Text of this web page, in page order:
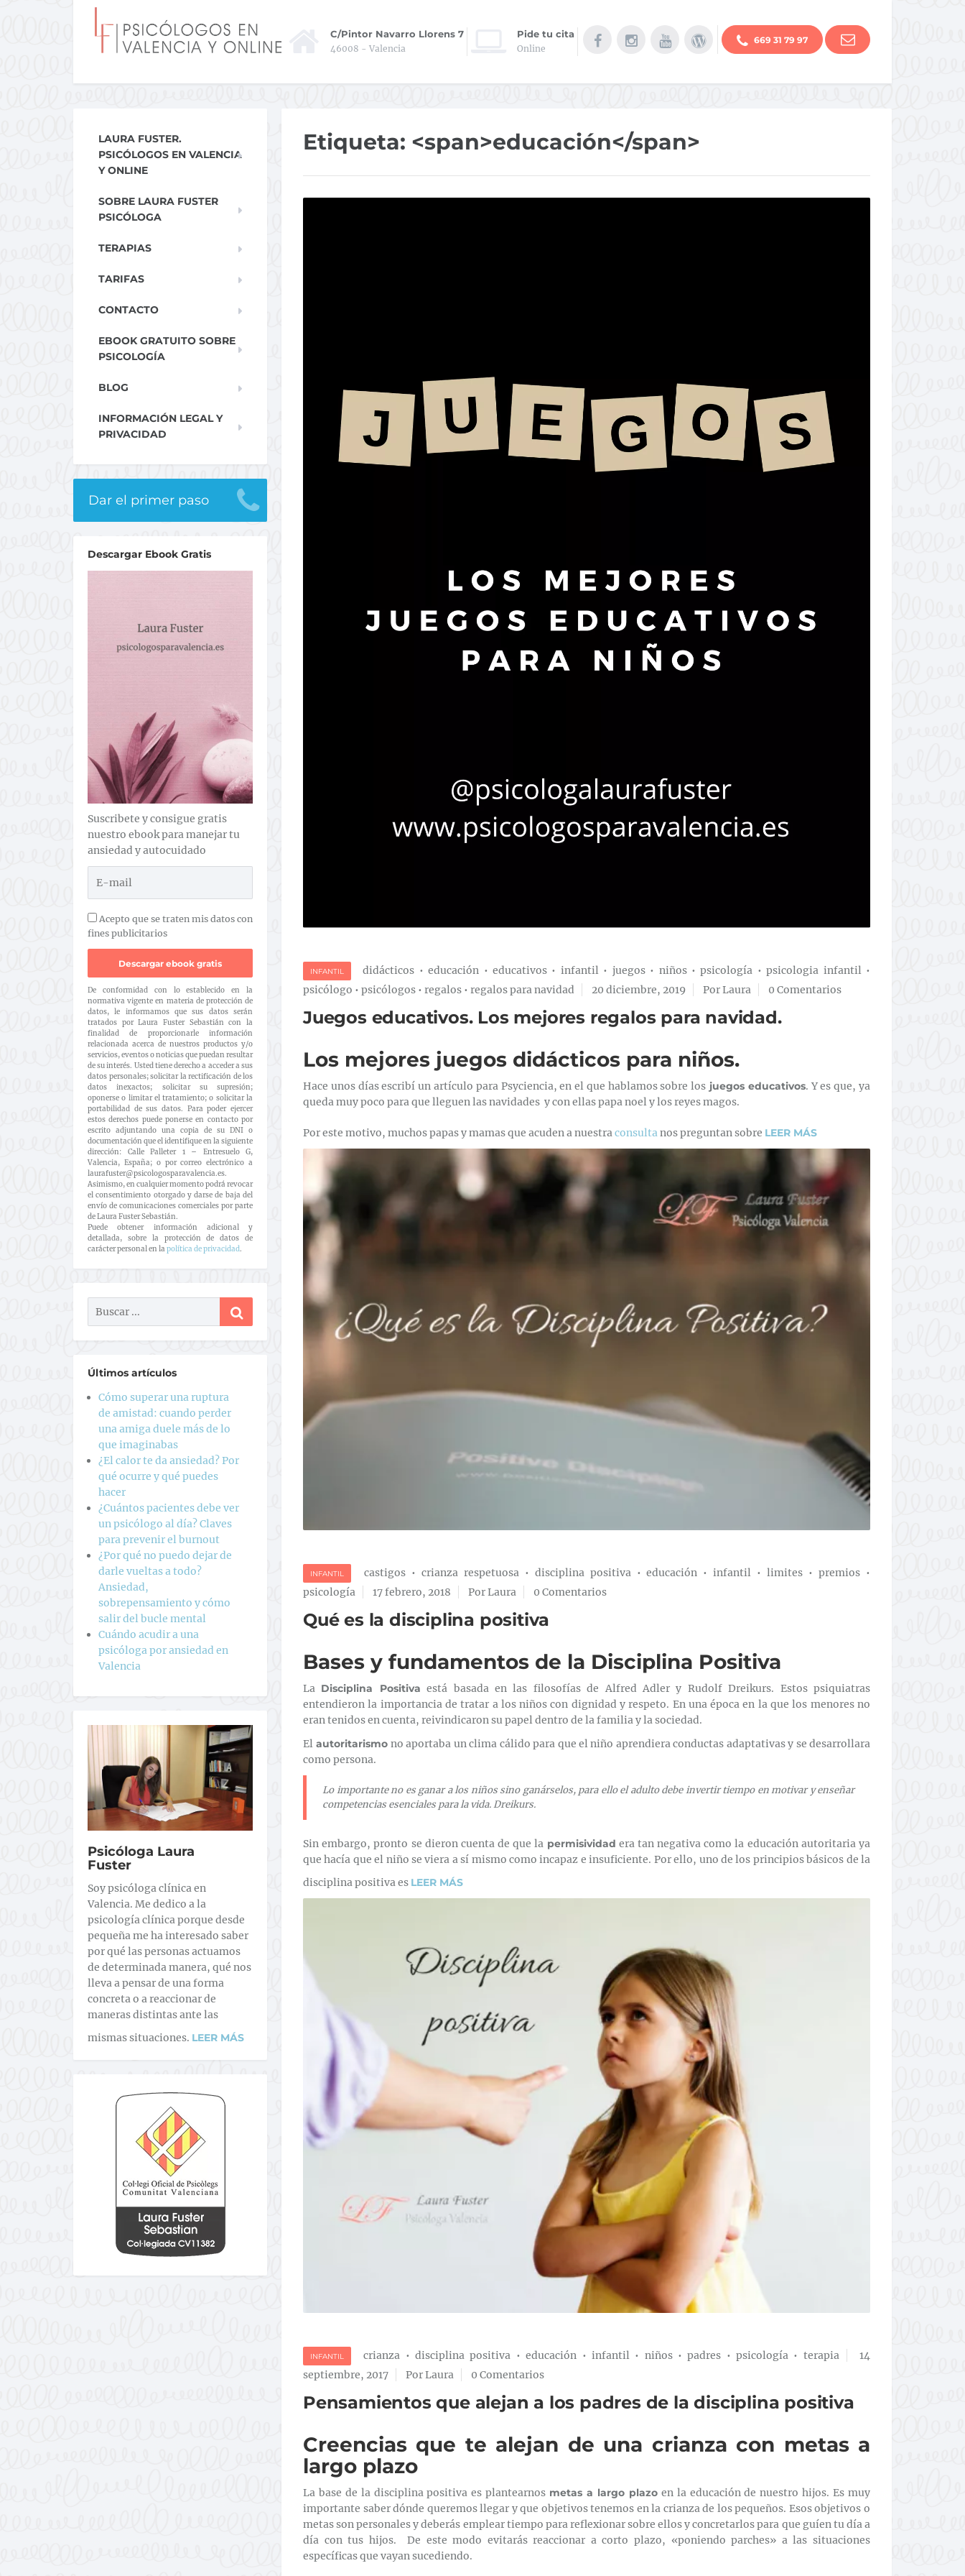
C/Pintor Navarro Llorens 7
46008 - Valencia
Pide tu cita
Online
669 31 79 97
Etiqueta: <span>educación</span>
INFANTIL didácticos •educación •educativos • infantil• juegos• niños•psicología •psicologia infantil•
psicólogo • psicólogos • regalos • regalos para navidad 20 diciembre, 2019 Por Laura 0 Comentarios
Juegos educativos. Los mejores regalos para navidad.
Los mejores juegos didácticos para niños.
Hace unos días escribí un artículo para Psyciencia, en el que hablamos sobre los juegos educativos. Y es que, ya
queda muy poco para que lleguen las navidades y con ellas papa noel y los reyes magos.
Por este motivo, muchos papas y mamas que acuden a nuestraconsultanos preguntan sobre LEER MÁS
INFANTIL castigos• crianza respetuosa• disciplina positiva•educación •infantil •limites •premios •
psicología
17 febrero, 2018 Por Laura 0 Comentarios
Qué es la disciplina positiva
Bases y fundamentos de la Disciplina Positiva
La Disciplina Positiva está basada en las filosofías de Alfred Adler y Rudolf Dreikurs. Estos psiquiatras
entendieron la importancia de tratar a los niños con dignidad y respeto. En una época en la que los menores no
eran tenidos en cuenta, reivindicaron su papel dentro de la familia y la sociedad.
El autoritarismo no aportaba un clima cálido para que el niño aprendiera conductas adaptativas y se desarrollara
como persona.
Lo importante no es ganar a los niños sino ganárselos, para ello el adulto debe invertir tiempo en motivar y enseñar
competencias esenciales para la vida. Dreikurs.
Sin embargo, pronto se dieron cuenta de que la permisividad era tan negativa como la educación autoritaria ya
que hacía que el niño se viera a sí mismo como incapaz e insuficiente. Por ello, uno de los principios básicos de la
disciplina positiva es LEER MÁS
INFANTIL crianza •disciplina positiva •educación • infantil• niños•padres •psicología • terapia
14
septiembre, 2017
Por Laura 0 Comentarios
Pensamientos que alejan a los padres de la disciplina positiva
Creencias que te alejan de una crianza con metas a
largo plazo
La base de la disciplina positiva es plantearnos metas a largo plazoen la educación de nuestro hijos. Es muy
importante saber dónde queremos llegar y que objetivos tenemos en la crianza de los pequeños. Esos objetivos o
metas son personales y deberás emplear tiempo para reflexionar sobre ellos y concretarlos para que guíen tu día a
día con tus hijos. De este modo evitarás reaccionar a corto plazo, «poniendo parches» a las situaciones
específicas que vayan sucediendo.
LAURA FUSTER.
PSICÓLOGOS EN VALENCIA
Y ONLINE
SOBRE LAURA FUSTER
PSICÓLOGA
TERAPIAS
TARIFAS
CONTACTO
EBOOK GRATUITO SOBRE
PSICOLOGÍA
BLOG
INFORMACIÓN LEGAL Y
PRIVACIDAD
Dar el primer paso
Descargar Ebook Gratis
Suscribete y consigue gratis
nuestro ebook para manejar tu
ansiedad y autocuidado
Acepto que se traten mis datos con
fines publicitarios
De conformidad con lo establecido en la
normativa vigente en materia de protección de
datos, le informamos que sus datos serán
tratados por Laura Fuster Sebastián con la
finalidad de proporcionarle información
relacionada acerca de nuestros productos y/o
servicios, eventos o noticias que puedan resultar
de su interés. Usted tiene derecho a acceder a sus
datos personales; solicitar la rectificación de los
datos inexactos; solicitar su supresión;
oponerse o limitar el tratamiento; o solicitar la
portabilidad de sus datos. Para poder ejercer
estos derechos puede ponerse en contacto por
escrito adjuntando una copia de su DNI o
documentación que el identifique en la siguiente
dirección: Calle Palleter 1 – Entresuelo G,
Valencia, España; o por correo electrónico a
laurafuster@psicologosparavalencia.es.
Asimismo, en cualquier momento podrá revocar
el consentimiento otorgado y darse de baja del
envío de comunicaciones comerciales por parte
de Laura Fuster Sebastián.
Puede obtener información adicional y
detallada, sobre la protección de datos de
carácter personal en la política de privacidad.
Últimos artículos
Cómo superar una ruptura
de amistad: cuando perder
una amiga duele más de lo
que imaginabas
¿El calor te da ansiedad? Por
qué ocurre y qué puedes
hacer
¿Cuántos pacientes debe ver
un psicólogo al día? Claves
para prevenir el burnout
¿Por qué no puedo dejar de
darle vueltas a todo?
Ansiedad,
sobrepensamiento y cómo
salir del bucle mental
Cuándo acudir a una
psicóloga por ansiedad en
Valencia
Psicóloga Laura
Fuster
Soy psicóloga clínica en
Valencia. Me dedico a la
psicología clínica porque desde
pequeña me ha interesado saber
por qué las personas actuamos
de determinada manera, qué nos
lleva a pensar de una forma
concreta o a reaccionar de
maneras distintas ante las
mismas situaciones. LEER MÁS